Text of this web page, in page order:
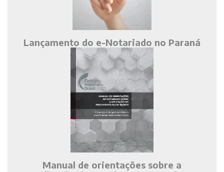
Lançamento do e-Notariado no Paraná
Manual de orientações sobre a